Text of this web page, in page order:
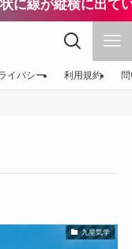
に線が縦横に出て
イバシー 利用規約
九星気学